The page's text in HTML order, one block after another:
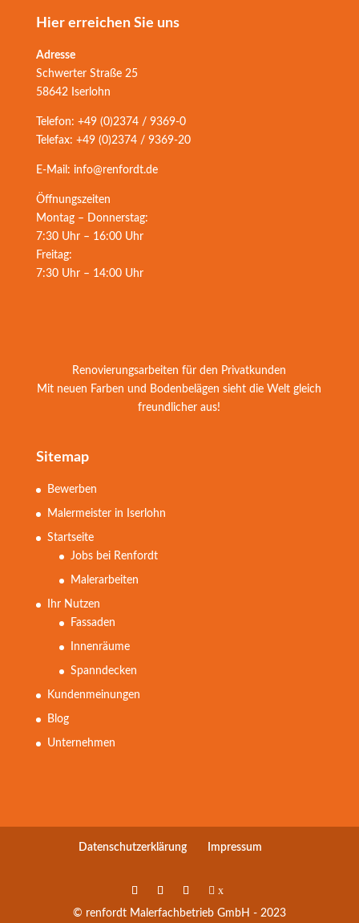
Hier erreichen Sie uns
Adresse
Schwerter Straße 25
58642 Iserlohn
Telefon: +49 (0)2374 / 9369-0
Telefax: +49 (0)2374 / 9369-20
E-Mail: info@renfordt.de
Öffnungszeiten
Montag – Donnerstag:
7:30 Uhr – 16:00 Uhr
Freitag:
7:30 Uhr – 14:00 Uhr
Renovierungsarbeiten für den Privatkunden
Mit neuen Farben und Bodenbelägen sieht die Welt gleich
freundlicher aus!
Sitemap
Bewerben
Malermeister in Iserlohn
Startseite
Jobs bei Renfordt
Malerarbeiten
Ihr Nutzen
Fassaden
Innenräume
Spanndecken
Kundenmeinungen
Blog
Unternehmen
Datenschutzerklärung Impressum
x
© renfordt Malerfachbetrieb GmbH - 2023